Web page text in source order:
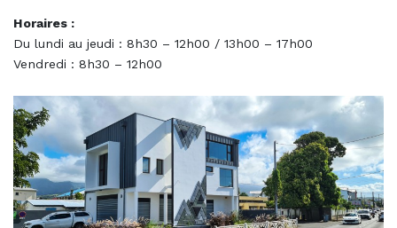
Horaires :
Du lundi au jeudi : 8h30 – 12h00 / 13h00 – 17h00
Vendredi : 8h30 – 12h00